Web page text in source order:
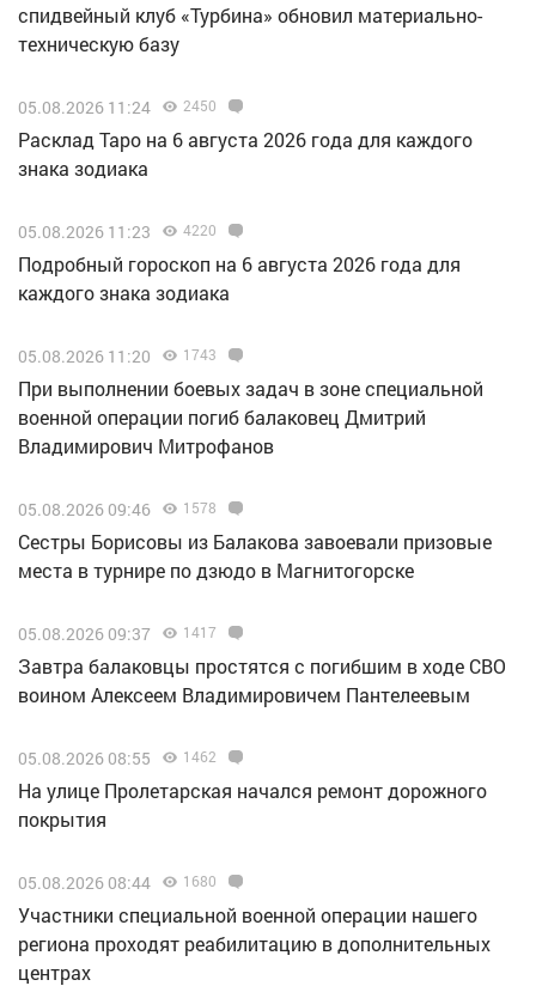
спидвейный клуб «Турбина» обновил материально-
техническую базу
05.08.2026 11:24 2450
Расклад Таро на 6 августа 2026 года для каждого
знака зодиака
05.08.2026 11:23 4220
Подробный гороскоп на 6 августа 2026 года для
каждого знака зодиака
05.08.2026 11:20 1743
При выполнении боевых задач в зоне специальной
военной операции погиб балаковец Дмитрий
Владимирович Митрофанов
05.08.2026 09:46 1578
Сестры Борисовы из Балакова завоевали призовые
места в турнире по дзюдо в Магнитогорске
05.08.2026 09:37 1417
Завтра балаковцы простятся с погибшим в ходе СВО
воином Алексеем Владимировичем Пантелеевым
05.08.2026 08:55 1462
На улице Пролетарская начался ремонт дорожного
покрытия
05.08.2026 08:44 1680
Участники специальной военной операции нашего
региона проходят реабилитацию в дополнительных
центрах